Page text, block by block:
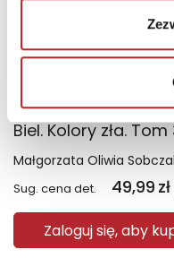
Małgorzata Oliwia
Sug. cena det. 49,99 zł
Zaloguj się, aby